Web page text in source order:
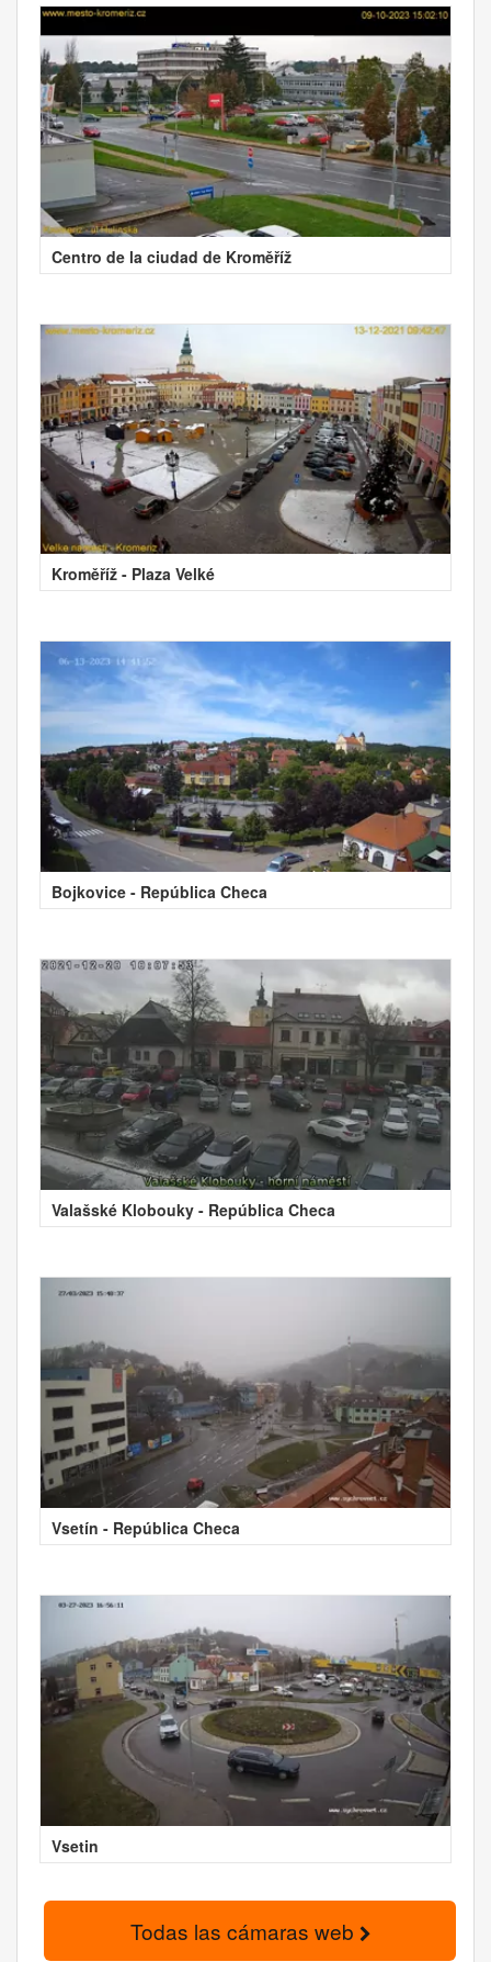
Centro de la ciudad de Kroměříž
Kroměříž - Plaza Velké
Bojkovice - República Checa
Valašské Klobouky - República Checa
Vsetín - República Checa
Vsetin
Todas las cámaras web